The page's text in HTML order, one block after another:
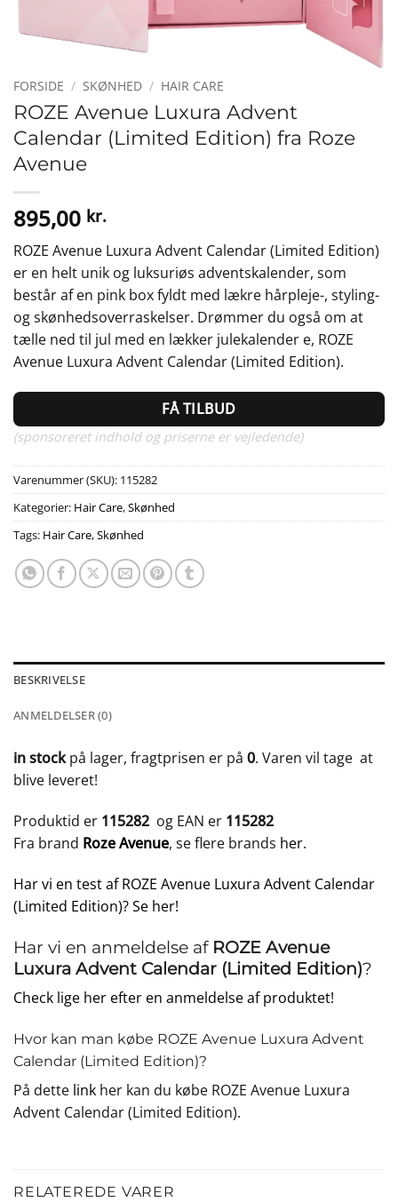
FORSIDE / SKØNHED / HAIR CARE
ROZE Avenue Luxura Advent
Calendar (Limited Edition) fra Roze
Avenue
895,00 kr.
ROZE Avenue Luxura Advent Calendar (Limited Edition)
er en helt unik og luksuriøs adventskalender, som
består af en pink box fyldt med lækre hårpleje-, styling-
og skønhedsoverraskelser. Drømmer du også om at
tælle ned til jul med en lækker julekalender e, ROZE
Avenue Luxura Advent Calendar (Limited Edition).
FÅ TILBUD
(sponsoreret indhold og priserne er vejledende)
Varenummer (SKU): 115282
Kategorier: Hair Care,Skønhed
Tags: Hair Care,Skønhed
BESKRIVELSE
ANMELDELSER (0)
in stockpå lager, fragtprisen er på 0. Varen vil tage at
blive leveret!
Produktid er 115282 og EAN er 115282
Fra brand Roze Avenue, se flere brands her.
Har vi en test af ROZE Avenue Luxura Advent Calendar
(Limited Edition)? Se her!
Har vi en anmeldelse af ROZE Avenue
Luxura Advent Calendar (Limited Edition)?
Check lige her efter en anmeldelse af produktet!
Hvor kan man købe ROZE Avenue Luxura Advent
Calendar (Limited Edition)?
På dette link her kan du købe ROZE Avenue Luxura
Advent Calendar (Limited Edition).
RELATEREDE VARER